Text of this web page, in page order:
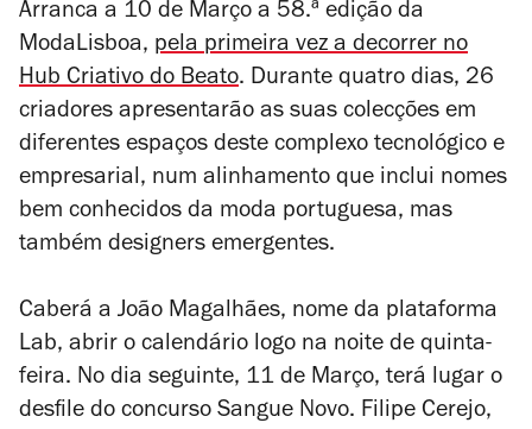
Arranca a 10 de Março a 58.ª edição da
ModaLisboa, pela primeira vez a decorrer no
Hub Criativo do Beato. Durante quatro dias, 26
criadores apresentarão as suas colecções em
diferentes espaços deste complexo tecnológico e
empresarial, num alinhamento que inclui nomes
bem conhecidos da moda portuguesa, mas
também designers emergentes.
Caberá a João Magalhães, nome da plataforma
Lab, abrir o calendário logo na noite de quinta-
feira. No dia seguinte, 11 de Março, terá lugar o
desfile do concurso Sangue Novo. Filipe Cerejo,